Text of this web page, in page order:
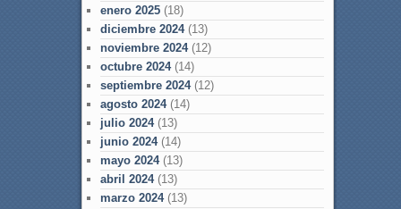
enero 2025(18)
diciembre 2024(13)
noviembre 2024(12)
octubre 2024(14)
septiembre 2024(12)
agosto 2024(14)
julio 2024(13)
junio 2024(14)
mayo 2024(13)
abril 2024(13)
marzo 2024(13)